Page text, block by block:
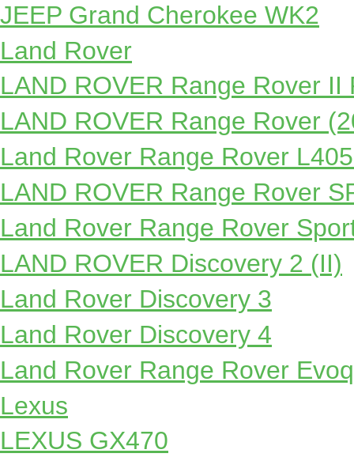
JEEP Grand Cherokee WK2
Land Rover
LAND ROVER Range Rover II
LAND ROVER Range Rover
Land Rover Range Rover
LAND ROVER Range Rover
Land Rover Range Rover
LAND ROVER Discovery 2 (II)
Land Rover Discovery 3
Land Rover Discovery 4
Land Rover Range Rover
Lexus
LEXUS GX470